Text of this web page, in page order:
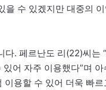
을 수 있겠지만 대중의
. 페르난도 리(22)씨는
어 자주 이용했다”며
이용할 수 있어 더욱 빠